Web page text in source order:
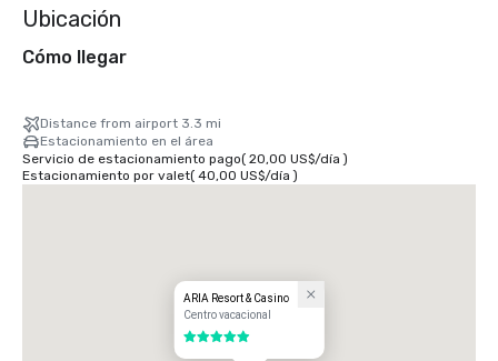
Ubicación
Cómo llegar
Distance from airport 3.3 mi
Estacionamiento en el área
Servicio de estacionamiento pago( 20,00 US$/día )
Estacionamiento por valet( 40,00 US$/día )
ARIA Resort & Casino
Centro vacacional
5 de 5